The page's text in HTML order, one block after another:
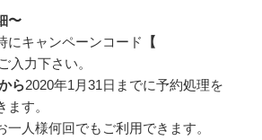
〜
にキャンペーンコード
【
入力下さい。
ら2020年1月31日までに予約処理を
す。
一人様何回でもご利用できます。